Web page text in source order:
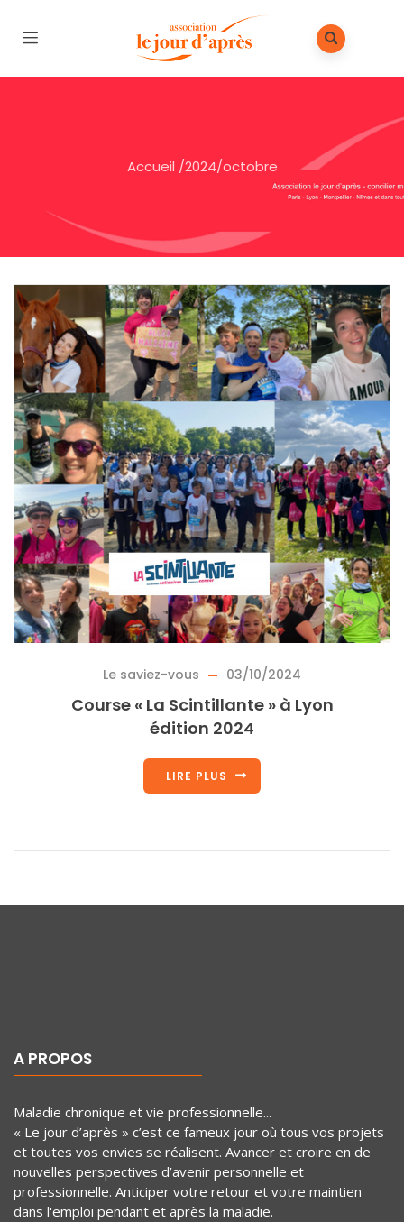
Accueil /2024/octobre
Le saviez-vous 03/10/2024
Course « La Scintillante » à Lyon
édition 2024
LIRE PLUS
A PROPOS
Maladie chronique et vie professionnelle...
« Le jour d’après » c’est ce fameux jour où tous vos projets
et toutes vos envies se réalisent. Avancer et croire en de
nouvelles perspectives d’avenir personnelle et
professionnelle. Anticiper votre retour et votre maintien
dans l'emploi pendant et après la maladie.